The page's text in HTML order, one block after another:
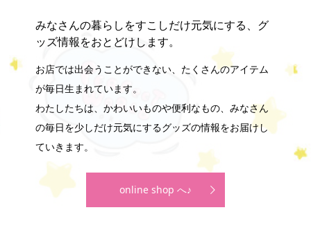
みなさんの暮らしをすこしだけ元気にする、グ
ッズ情報をおとどけします。
お店では出会うことができない、たくさんのアイテム
が毎日生まれています。
わたしたちは、かわいいものや便利なもの、みなさん
の毎日を少しだけ元気にするグッズの情報をお届けし
ていきます。
online shop へ♪